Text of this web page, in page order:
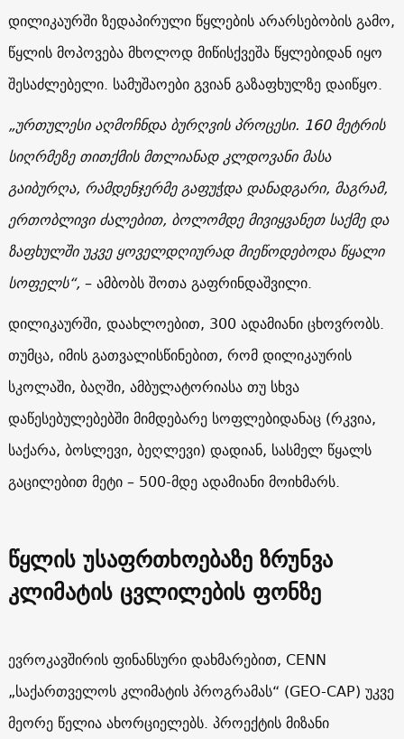
დილიკაურში ზედაპირული წყლების არარსებობის გამო,
წყლის მოპოვება მხოლოდ მიწისქვეშა წყლებიდან იყო
შესაძლებელი. სამუშაოები გვიან გაზაფხულზე დაიწყო.
„ურთულესი აღმოჩნდა ბურღვის პროცესი. 160 მეტრის
სიღრმეზე თითქმის მთლიანად კლდოვანი მასა
გაიბურღა, რამდენჯერმე გაფუჭდა დანადგარი, მაგრამ,
ერთობლივი ძალებით, ბოლომდე მივიყვანეთ საქმე და
ზაფხულში უკვე ყოველდღიურად მიეწოდებოდა წყალი
სოფელს“, – ამბობს შოთა გაფრინდაშვილი.
დილიკაურში, დაახლოებით, 300 ადამიანი ცხოვრობს.
თუმცა, იმის გათვალისწინებით, რომ დილიკაურის
სკოლაში, ბაღში, ამბულატორიასა თუ სხვა
დაწესებულებებში მიმდებარე სოფლებიდანაც (რკვია,
საქარა, ბოსლევი, ბეღლევი) დადიან, სასმელ წყალს
გაცილებით მეტი – 500-მდე ადამიანი მოიხმარს.
წყლის უსაფრთხოებაზე ზრუნვა
კლიმატის ცვლილების ფონზე
ევროკავშირის ფინანსური დახმარებით, CENN
„საქართველოს კლიმატის პროგრამას“ (GEO-CAP) უკვე
მეორე წელია ახორციელებს. პროექტის მიზანი